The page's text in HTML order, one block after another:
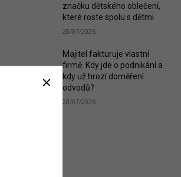
značku dětského oblečení,
které roste spolu s dětmi
28/07/2026
Majitel fakturuje vlastní
firmě. Kdy jde o podnikání a
kdy už hrozí doměření
odvodů?
28/07/2026